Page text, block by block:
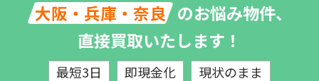
大阪・兵庫・奈良 のお悩み物件、
直接買取いたします！
最短3日 即現金化 現状のまま